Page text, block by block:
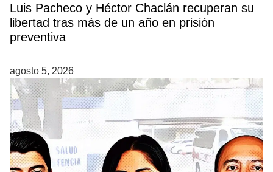
Luis Pacheco y Héctor Chaclán recuperan su
libertad tras más de un año en prisión
preventiva
agosto 5, 2026